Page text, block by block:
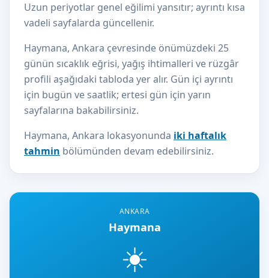
ANKARA
Haymana
☀️
Uzun periyotlar genel eğilimi yansıtır; ayrıntı kısa
vadeli sayfalarda güncellenir.
Haymana, Ankara çevresinde önümüzdeki 25
günün sıcaklık eğrisi, yağış ihtimalleri ve rüzgâr
profili aşağıdaki tabloda yer alır. Gün içi ayrıntı
için bugün ve saatlik; ertesi gün için yarın
sayfalarına bakabilirsiniz.
Haymana, Ankara lokasyonunda iki haftalık
tahmin bölümünden devam edebilirsiniz.